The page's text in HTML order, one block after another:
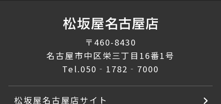
〒460-8430
名古屋市中区栄三丁目16番1号
Tel.050‐1782‐7000
松坂屋名古屋店サイト